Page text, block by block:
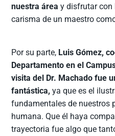
nuestra área y disfrutar con
carisma de un maestro
Por su parte, Luis Gómez,
Departamento en el
visita del Dr. Machado fue
fantástica, ya que es el
fundamentales de nuestros
humana. Que él haya
trayectoria fue algo que